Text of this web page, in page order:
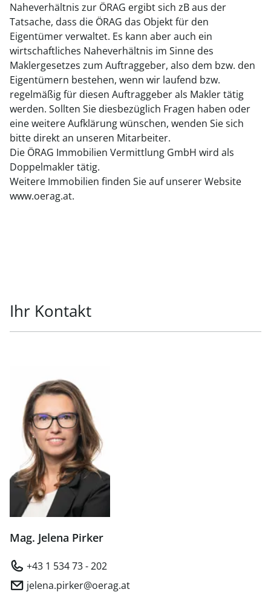
Naheverhältnis zur ÖRAG ergibt sich zB aus der
Tatsache, dass die ÖRAG das Objekt für den
Eigentümer verwaltet. Es kann aber auch ein
wirtschaftliches Naheverhältnis im Sinne des
Maklergesetzes zum Auftraggeber, also dem bzw. den
Eigentümern bestehen, wenn wir laufend bzw.
regelmäßig für diesen Auftraggeber als Makler tätig
werden. Sollten Sie diesbezüglich Fragen haben oder
eine weitere Aufklärung wünschen, wenden Sie sich
bitte direkt an unseren Mitarbeiter.
Die ÖRAG Immobilien Vermittlung GmbH wird als
Doppelmakler tätig.
Weitere Immobilien finden Sie auf unserer Website
www.oerag.at.
Ihr Kontakt
Mag. Jelena Pirker
+43 1 534 73 - 202
jelena.pirker@oerag.at